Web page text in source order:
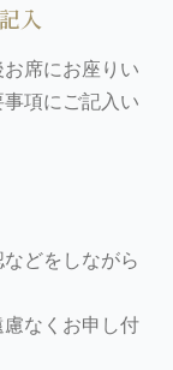
入
席にお座りい
項にご記入い
どをしながら
なくお申し付